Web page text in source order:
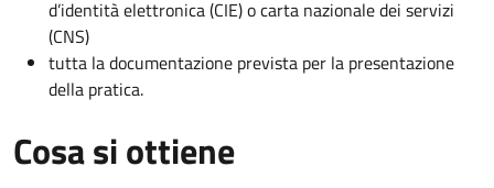
d’identità elettronica (CIE) o carta nazionale dei servizi
(CNS)
tutta la documentazione prevista per la presentazione
della pratica.
Cosa si ottiene